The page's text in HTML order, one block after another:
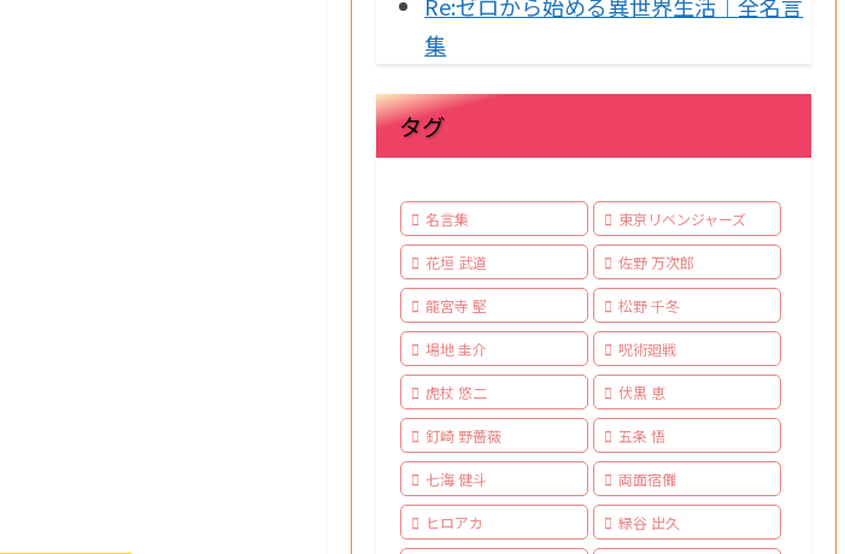
集
タグ
名言集 東京リベンジャーズ
花垣 武道 佐野 万次郎
龍宮寺 堅 松野 千冬
場地 圭介 呪術廻戦
虎杖 悠二 伏黒 恵
釘崎 野薔薇 五条 悟
七海 健斗 両面宿儺
ヒロアカ 緑谷 出久